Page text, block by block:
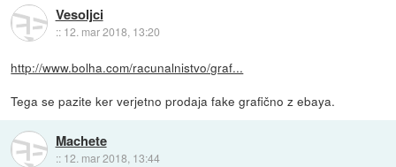
Vesoljci
:: 12. mar 2018, 13:20
http://www.bolha.com/racunalnistvo/graf...
Tega se pazite ker verjetno prodaja fake grafično z ebaya.
Machete
:: 12. mar 2018, 13:44